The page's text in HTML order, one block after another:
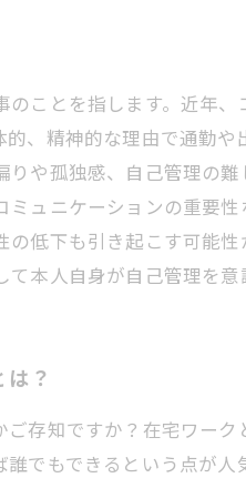
ことを指します。近年
、精神的な理由で通勤
や孤独感、自己管理の
ュニケーションの重要
低下も引き起こす可能
本人自身が自己管理を意
？
存知ですか？在宅ワー
でもできるという点が